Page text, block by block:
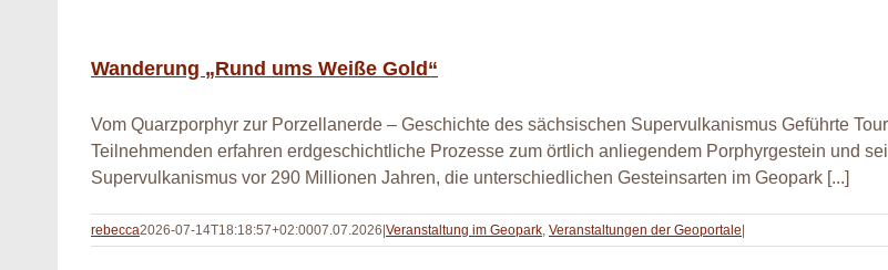
Wanderung „Rund ums Weiße Gold“
Vom Quarzporphyr zur Porzellanerde – Geschichte des sächsischen Supervulkanismus Geführte
Teilnehmenden erfahren erdgeschichtliche Prozesse zum örtlich anliegendem Porphyrgestein und
Supervulkanismus vor 290 Millionen Jahren, die unterschiedlichen Gesteinsarten im Geopark [...]
rebecca2026-07-14T18:18:57+02:0007.07.2026 Veranstaltung im Geopark, Veranstaltungen der Geoportale